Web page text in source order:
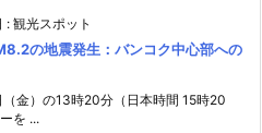
: 観光スポット
の地震発生：バンコク中心部への
金）の13時20分（日本時間 15時20
を ...